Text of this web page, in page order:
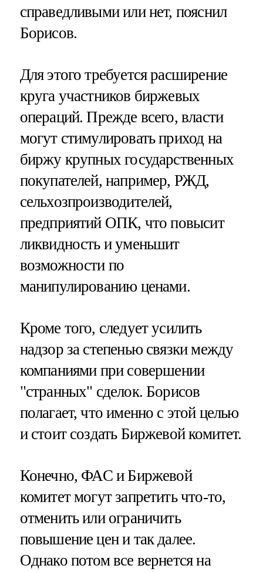
справедливыми или нет, пояснил
Борисов.
Для этого требуется расширение
круга участников биржевых
операций. Прежде всего, власти
могут стимулировать приход на
биржу крупных государственных
покупателей, например, РЖД,
сельхозпроизводителей,
предприятий ОПК, что повысит
ликвидность и уменьшит
возможности по
манипулированию ценами.
Кроме того, следует усилить
надзор за степенью связки между
компаниями при совершении
"странных" сделок. Борисов
полагает, что именно с этой целью
и стоит создать Биржевой комитет.
Конечно, ФАС и Биржевой
комитет могут запретить что-то,
отменить или ограничить
повышение цен и так далее.
Однако потом все вернется на